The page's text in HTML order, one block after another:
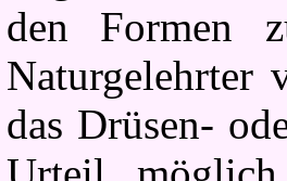
den Formen
Naturgelehrter
das Drüsen-